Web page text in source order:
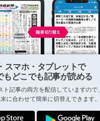
スマホ・タブレットで
もどこでも記事が読める
ト記事の両方を配信していますので、
に合わせて簡単に切替えできます。